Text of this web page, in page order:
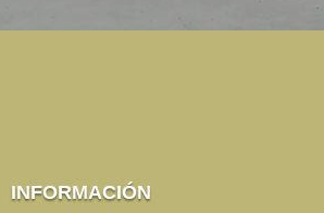
INFORMACIÓN